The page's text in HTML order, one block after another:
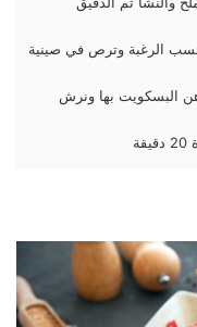
الرغبة وترص في صينية
البسكويت بها ونرش